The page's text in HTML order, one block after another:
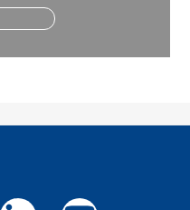
LinkedIn Youtube